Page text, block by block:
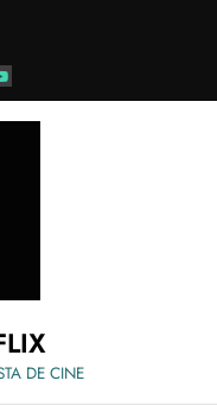
DE CINE